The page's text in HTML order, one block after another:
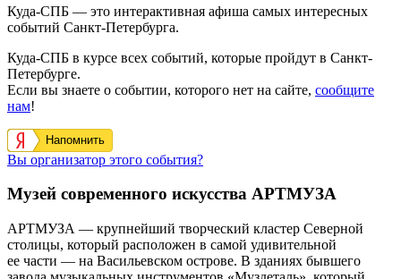
Куда-СПБ — это интерактивная афиша самых интересных
событий Санкт-Петербурга.
Куда-СПБ в курсе всех событий, которые пройдут в Санкт-
Петербурге.
Если вы знаете о событии, которого нет на сайте, сообщите
нам!
Напомнить
Вы организатор этого события?
Музей современного искусства АРТМУЗА
АРТМУЗА — крупнейший творческий кластер Северной
столицы, который расположен в самой удивительной
ее части — на Васильевском острове. В зданиях бывшего